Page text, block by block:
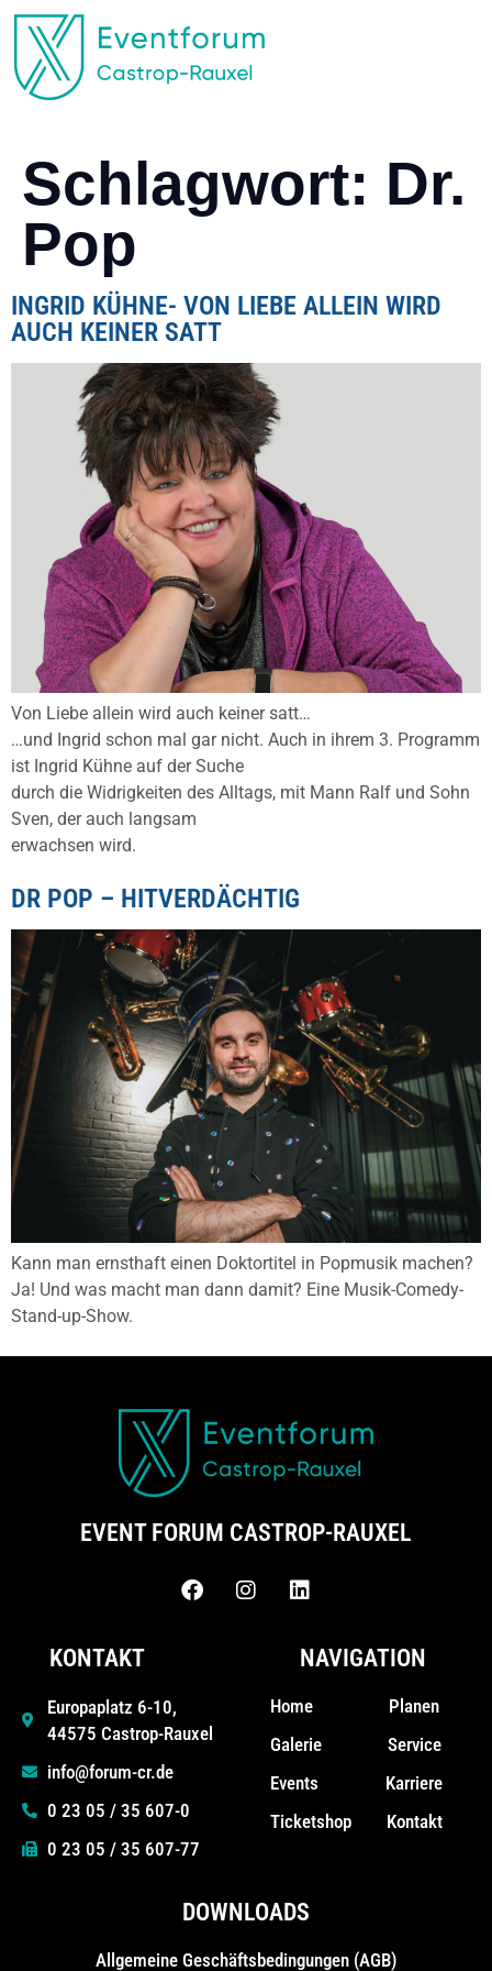
Schlagwort: Dr.
Pop
INGRID KÜHNE- VON LIEBE ALLEIN WIRD
AUCH KEINER SATT
Von Liebe allein wird auch keiner satt…
…und Ingrid schon mal gar nicht. Auch in ihrem 3. Programm
ist Ingrid Kühne auf der Suche
durch die Widrigkeiten des Alltags, mit Mann Ralf und Sohn
Sven, der auch langsam
erwachsen wird.
DR POP – HITVERDÄCHTIG
Kann man ernsthaft einen Doktortitel in Popmusik machen?
Ja! Und was macht man dann damit? Eine Musik-Comedy-
Stand-up-Show.
EVENT FORUM CASTROP-RAUXEL
KONTAKT
Europaplatz 6-10,
44575 Castrop-Rauxel
info@forum-cr.de
0 23 05 / 35 607-0
0 23 05 / 35 607-77
NAVIGATION
Home
Galerie
Events
Ticketshop
Planen
Service
Karriere
Kontakt
DOWNLOADS
Allgemeine Geschäfts­bedingungen (AGB)